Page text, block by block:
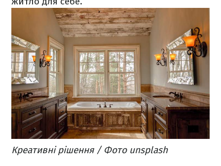
Креативні рішення / Фото unsplash